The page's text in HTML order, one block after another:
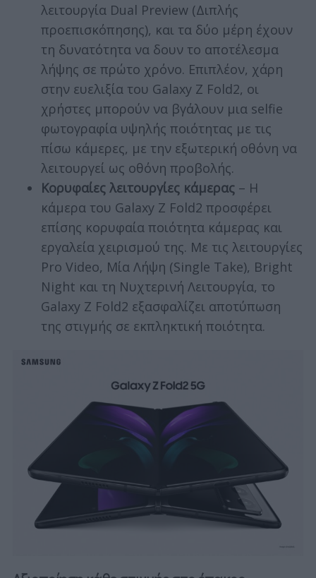
λειτουργία Dual Preview (Διπλής
προεπισκόπησης), και τα δύο μέρη έχουν
τη δυνατότητα να δουν το αποτέλεσμα
λήψης σε πρώτο χρόνο. Επιπλέον, χάρη
στην ευελιξία του Galaxy Z Fold2, οι
χρήστες μπορούν να βγάλουν μια selfie
φωτογραφία υψηλής ποιότητας με τις
πίσω κάμερες, με την εξωτερική οθόνη να
λειτουργεί ως οθόνη προβολής.
Κορυφαίες λειτουργίες κάμερας– Η
κάμερα του Galaxy Z Fold2 προσφέρει
επίσης κορυφαία ποιότητα κάμερας και
εργαλεία χειρισμού της. Με τις λειτουργίες
Pro Video, Μία Λήψη (Single Take), Bright
Night και τη Νυχτερινή Λειτουργία, το
Galaxy Z Fold2 εξασφαλίζει αποτύπωση
της στιγμής σε εκπληκτική ποιότητα.
e
a
r
c
h
f
o
r